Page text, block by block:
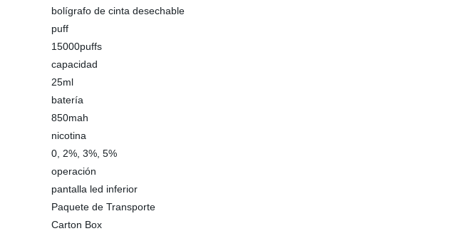
bolígrafo de cinta desechable
puff
15000puffs
capacidad
25ml
batería
850mah
nicotina
0, 2%, 3%, 5%
operación
pantalla led inferior
Paquete de Transporte
Carton Box